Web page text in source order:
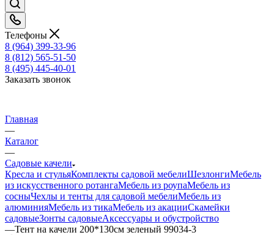
Телефоны
8 (964) 399-33-96
8 (812) 565-51-50
8 (495) 445-40-01
Заказать звонок
Главная
—
Каталог
—
Садовые качели
Кресла и стульяКомплекты садовой мебелиШезлонгиМебель
из искусственного ротангаМебель из роупаМебель из
сосныЧехлы и тенты для садовой мебелиМебель из
алюминияМебель из тикаМебель из акацииСкамейки
садовыеЗонты садовыеАксессуары и обустройство
—Тент на качели 200*130см зеленый 99034-3